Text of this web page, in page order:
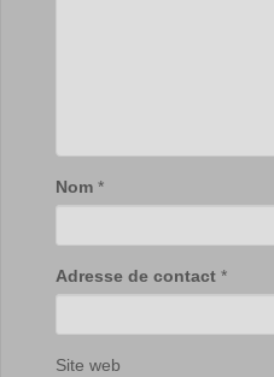
Nom *
Adresse de contact *
Site web